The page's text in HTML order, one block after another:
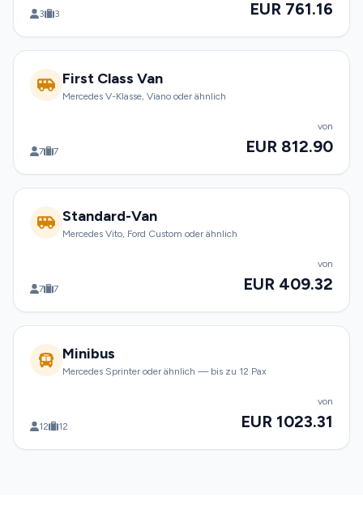
3 3 EUR 761.16
First Class Van
Mercedes V-Klasse, Viano oder ähnlich
7 7
von
EUR 812.90
Standard-Van
Mercedes Vito, Ford Custom oder ähnlich
7 7
von
EUR 409.32
Minibus
Mercedes Sprinter oder ähnlich — bis zu 12 Pax
12 12
von
EUR 1023.31